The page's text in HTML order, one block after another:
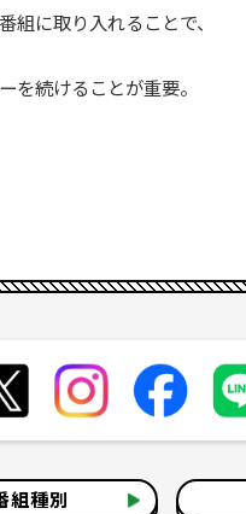
に取り入れることで、
続けることが重要。
組種別